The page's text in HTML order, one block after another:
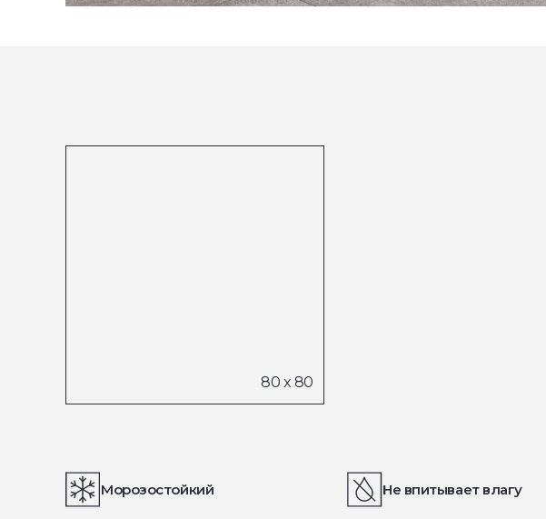
Морозостойкий Не впитывает влагу